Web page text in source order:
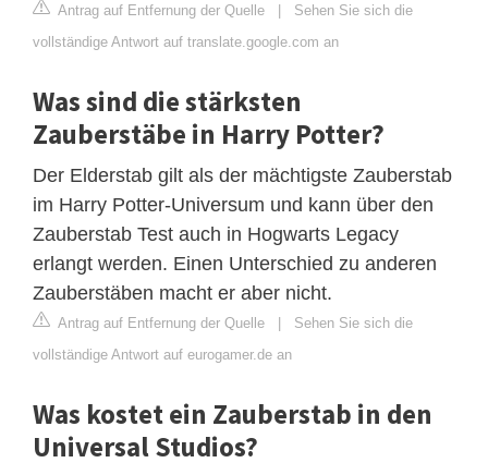
Antrag auf Entfernung der Quelle | Sehen Sie sich die
vollständige Antwort auf translate.google.com an
Was sind die stärksten
Zauberstäbe in Harry Potter?
Der Elderstab gilt als der mächtigste Zauberstab
im Harry Potter-Universum und kann über den
Zauberstab Test auch in Hogwarts Legacy
erlangt werden. Einen Unterschied zu anderen
Zauberstäben macht er aber nicht.
Antrag auf Entfernung der Quelle | Sehen Sie sich die
vollständige Antwort auf eurogamer.de an
Was kostet ein Zauberstab in den
Universal Studios?